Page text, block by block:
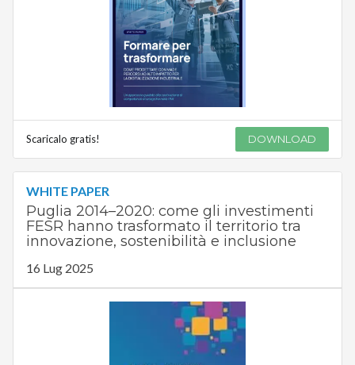
Scaricalo gratis! DOWNLOAD
WHITE PAPER
Puglia 2014–2020: come gli investimenti
FESR hanno trasformato il territorio tra
innovazione, sostenibilità e inclusione
16 Lug 2025